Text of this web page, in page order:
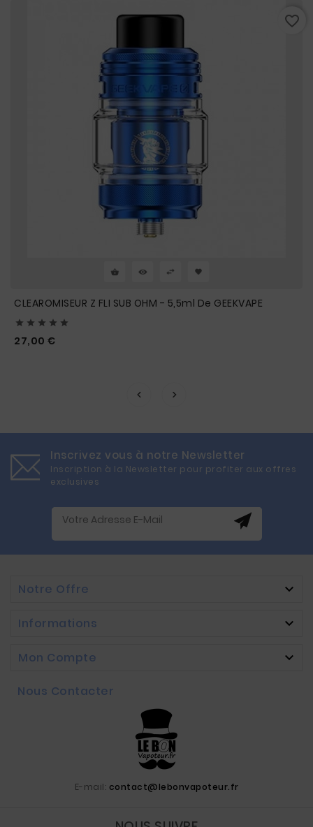
CLEAROMISEUR Z FLI SUB OHM - 5,5ml De GEEKVAPE
    
27,00 €
favorite_border
Inscrivez vous à notre Newsletter
Inscription à la Newsletter pour profiter aux offres
exclusives
Notre Offre 
Informations 
Mon Compte 
Nous Contacter
E-mail: contact@lebonvapoteur.fr